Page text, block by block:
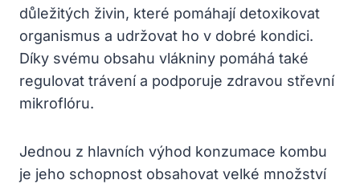
důležitých živin, které pomáhají detoxikovat
organismus a udržovat ho v dobré kondici.
Díky svému obsahu vlákniny pomáhá také
regulovat trávení a podporuje zdravou střevní
mikroflóru.
Jednou z hlavních výhod konzumace kombu
je jeho schopnost obsahovat velké množství